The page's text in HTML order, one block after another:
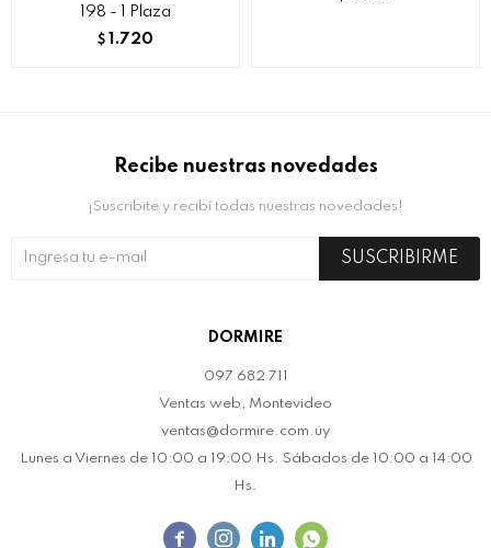
198 - 1 Plaza
$ 1.720
DORMIRE
097 682 711
Ventas web, Montevideo
ventas@dormire.com.uy
Lunes a Viernes de 10:00 a 19:00 Hs. Sábados de 10:00 a 14:00
Hs.
   
Recibe nuestras novedades
¡Suscribite y recibí todas nuestras novedades!
SUSCRIBIRME